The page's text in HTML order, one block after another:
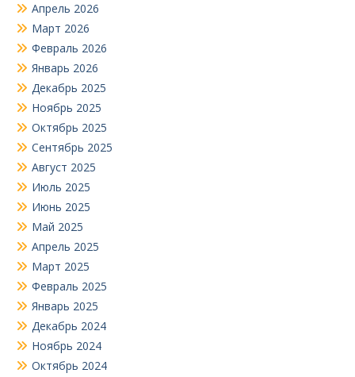
Апрель 2026
Март 2026
Февраль 2026
Январь 2026
Декабрь 2025
Ноябрь 2025
Октябрь 2025
Сентябрь 2025
Август 2025
Июль 2025
Июнь 2025
Май 2025
Апрель 2025
Март 2025
Февраль 2025
Январь 2025
Декабрь 2024
Ноябрь 2024
Октябрь 2024